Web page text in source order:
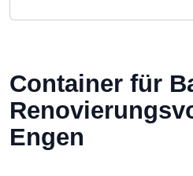
Container für
Engen